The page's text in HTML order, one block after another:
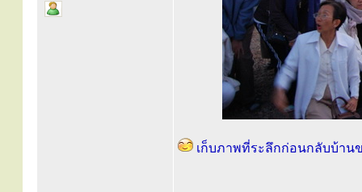
เก็บภาพที่ระลึกก่อนกลับบ้าน